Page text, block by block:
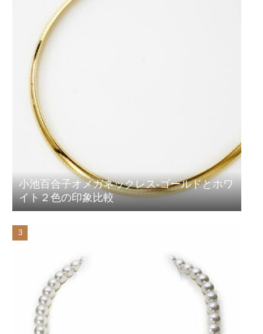
小池百合子オメガネックレス-ゴールドとホワ
イト２色の印象比較